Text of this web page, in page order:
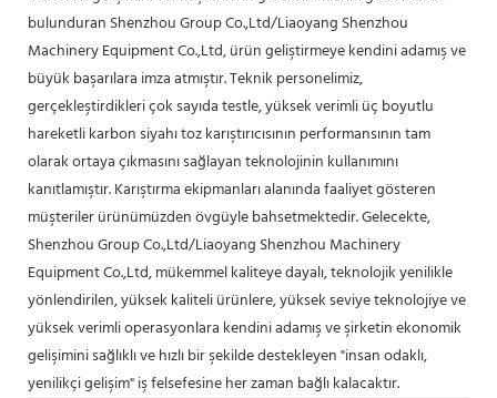
bulunduran Shenzhou Group Co.,Ltd/Liaoyang Shenzhou
Machinery Equipment Co.,Ltd, ürün geliştirmeye kendini adamış ve
büyük başarılara imza atmıştır. Teknik personelimiz,
gerçekleştirdikleri çok sayıda testle, yüksek verimli üç boyutlu
hareketli karbon siyahı toz karıştırıcısının performansının tam
olarak ortaya çıkmasını sağlayan teknolojinin kullanımını
kanıtlamıştır. Karıştırma ekipmanları alanında faaliyet gösteren
müşteriler ürünümüzden övgüyle bahsetmektedir. Gelecekte,
Shenzhou Group Co.,Ltd/Liaoyang Shenzhou Machinery
Equipment Co.,Ltd, mükemmel kaliteye dayalı, teknolojik yenilikle
yönlendirilen, yüksek kaliteli ürünlere, yüksek seviye teknolojiye ve
yüksek verimli operasyonlara kendini adamış ve şirketin ekonomik
gelişimini sağlıklı ve hızlı bir şekilde destekleyen "insan odaklı,
yenilikçi gelişim" iş felsefesine her zaman bağlı kalacaktır.